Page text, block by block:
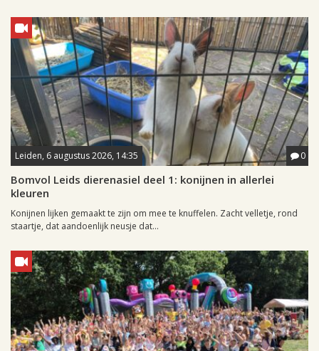
Leiden, 6 augustus 2026, 14:35 0
Bomvol Leids dierenasiel deel 1: konijnen in allerlei
kleuren
Konijnen lijken gemaakt te zijn om mee te knuffelen. Zacht velletje, rond
staartje, dat aandoenlijk neusje dat...